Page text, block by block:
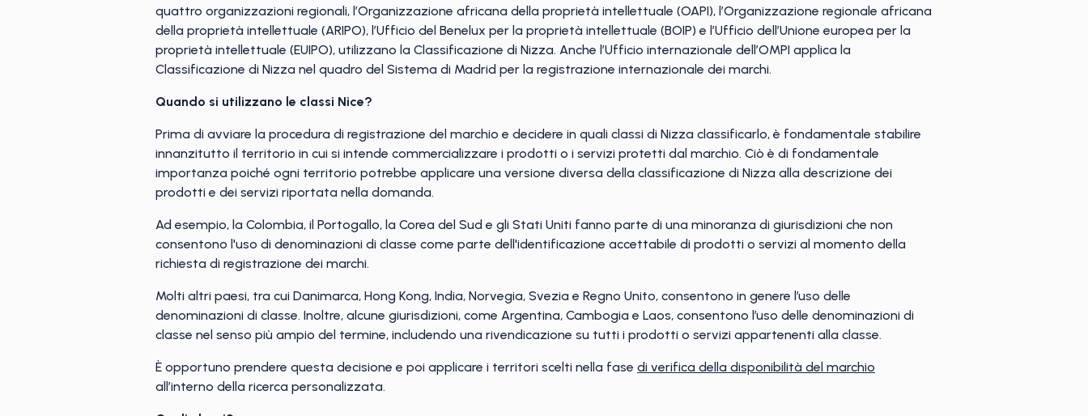
quattro organizzazioni regionali, l’Organizzazione africana della proprietà intellettuale (OAPI), l’Organizzazione regionale africana
della proprietà intellettuale (ARIPO), l’Ufficio del Benelux per la proprietà intellettuale (BOIP) e l’Ufficio dell’Unione europea per la
proprietà intellettuale (EUIPO), utilizzano la Classificazione di Nizza. Anche l’Ufficio internazionale dell’OMPI applica la
Classificazione di Nizza nel quadro del Sistema di Madrid per la registrazione internazionale dei marchi.
Quando si utilizzano le classi Nice?
Prima di avviare la procedura di registrazione del marchio e decidere in quali classi di Nizza classificarlo, è fondamentale stabilire
innanzitutto il territorio in cui si intende commercializzare i prodotti o i servizi protetti dal marchio. Ciò è di fondamentale
importanza poiché ogni territorio potrebbe applicare una versione diversa della classificazione di Nizza alla descrizione dei
prodotti e dei servizi riportata nella domanda.
Ad esempio, la Colombia, il Portogallo, la Corea del Sud e gli Stati Uniti fanno parte di una minoranza di giurisdizioni che non
consentono l'uso di denominazioni di classe come parte dell'identificazione accettabile di prodotti o servizi al momento della
richiesta di registrazione dei marchi.
Molti altri paesi, tra cui Danimarca, Hong Kong, India, Norvegia, Svezia e Regno Unito, consentono in genere l’uso delle
denominazioni di classe. Inoltre, alcune giurisdizioni, come Argentina, Cambogia e Laos, consentono l’uso delle denominazioni di
classe nel senso più ampio del termine, includendo una rivendicazione su tutti i prodotti o servizi appartenenti alla classe.
È opportuno prendere questa decisione e poi applicare i territori scelti nella fase di verifica della disponibilità del marchio
all’interno della ricerca personalizzata.